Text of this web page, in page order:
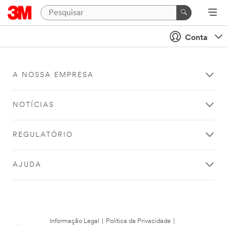
Conta
A NOSSA EMPRESA
NOTÍCIAS
REGULATÓRIO
AJUDA
Informação Legal Política da Privacidade